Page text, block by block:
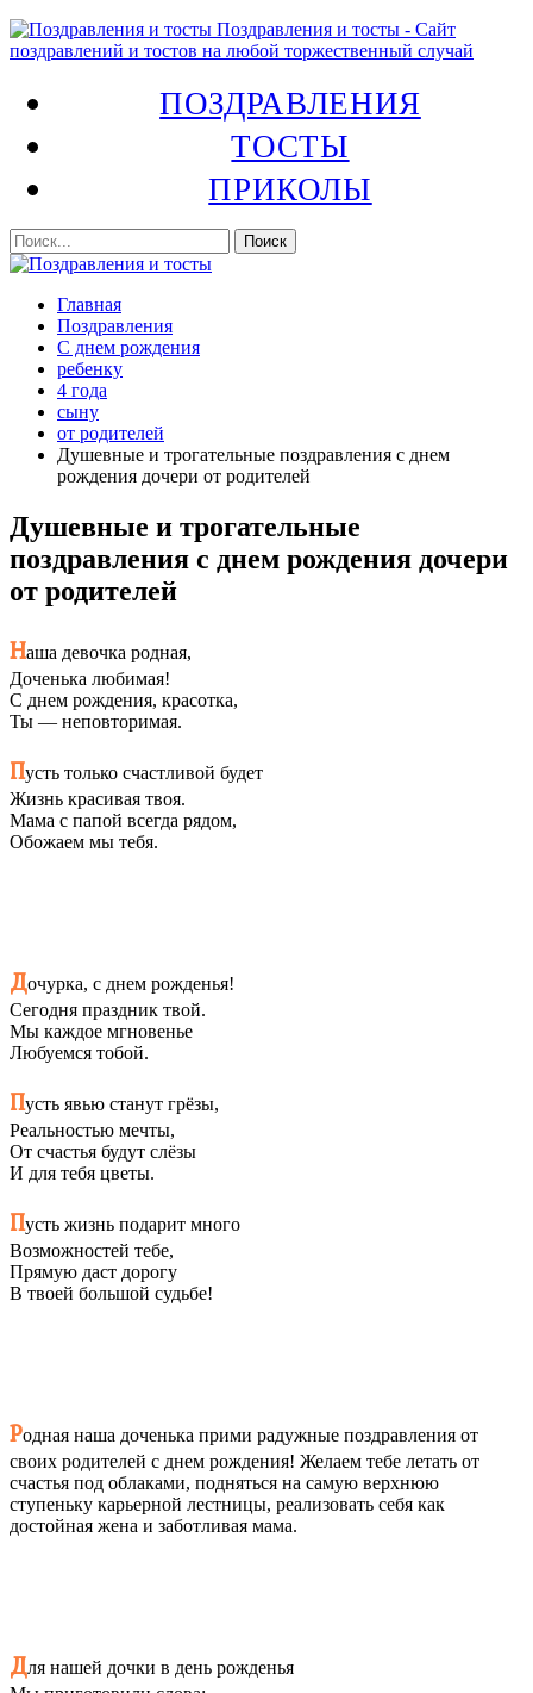
Поздравления и тосты - Сайт
поздравлений и тостов на любой торжественный случай
ПОЗДРАВЛЕНИЯ
ТОСТЫ
ПРИКОЛЫ
Главная
Поздравления
С днем рождения
ребенку
4 года
сыну
от родителей
Душевные и трогательные поздравления с днем
рождения дочери от родителей
Душевные и трогательные
поздравления с днем рождения дочери
от родителей
Наша девочка родная,
Доченька любимая!
С днем рождения, красотка,
Ты — неповторимая.
Пусть только счастливой будет
Жизнь красивая твоя.
Мама с папой всегда рядом,
Обожаем мы тебя.
Дочурка, с днем рожденья!
Сегодня праздник твой.
Мы каждое мгновенье
Любуемся тобой.
Пусть явью станут грёзы,
Реальностью мечты,
От счастья будут слёзы
И для тебя цветы.
Пусть жизнь подарит много
Возможностей тебе,
Прямую даст дорогу
В твоей большой судьбе!
Родная наша доченька прими радужные поздравления от
своих родителей с днем рождения! Желаем тебе летать от
счастья под облаками, подняться на самую верхнюю
ступеньку карьерной лестницы, реализовать себя как
достойная жена и заботливая мама.
Для нашей дочки в день рожденья